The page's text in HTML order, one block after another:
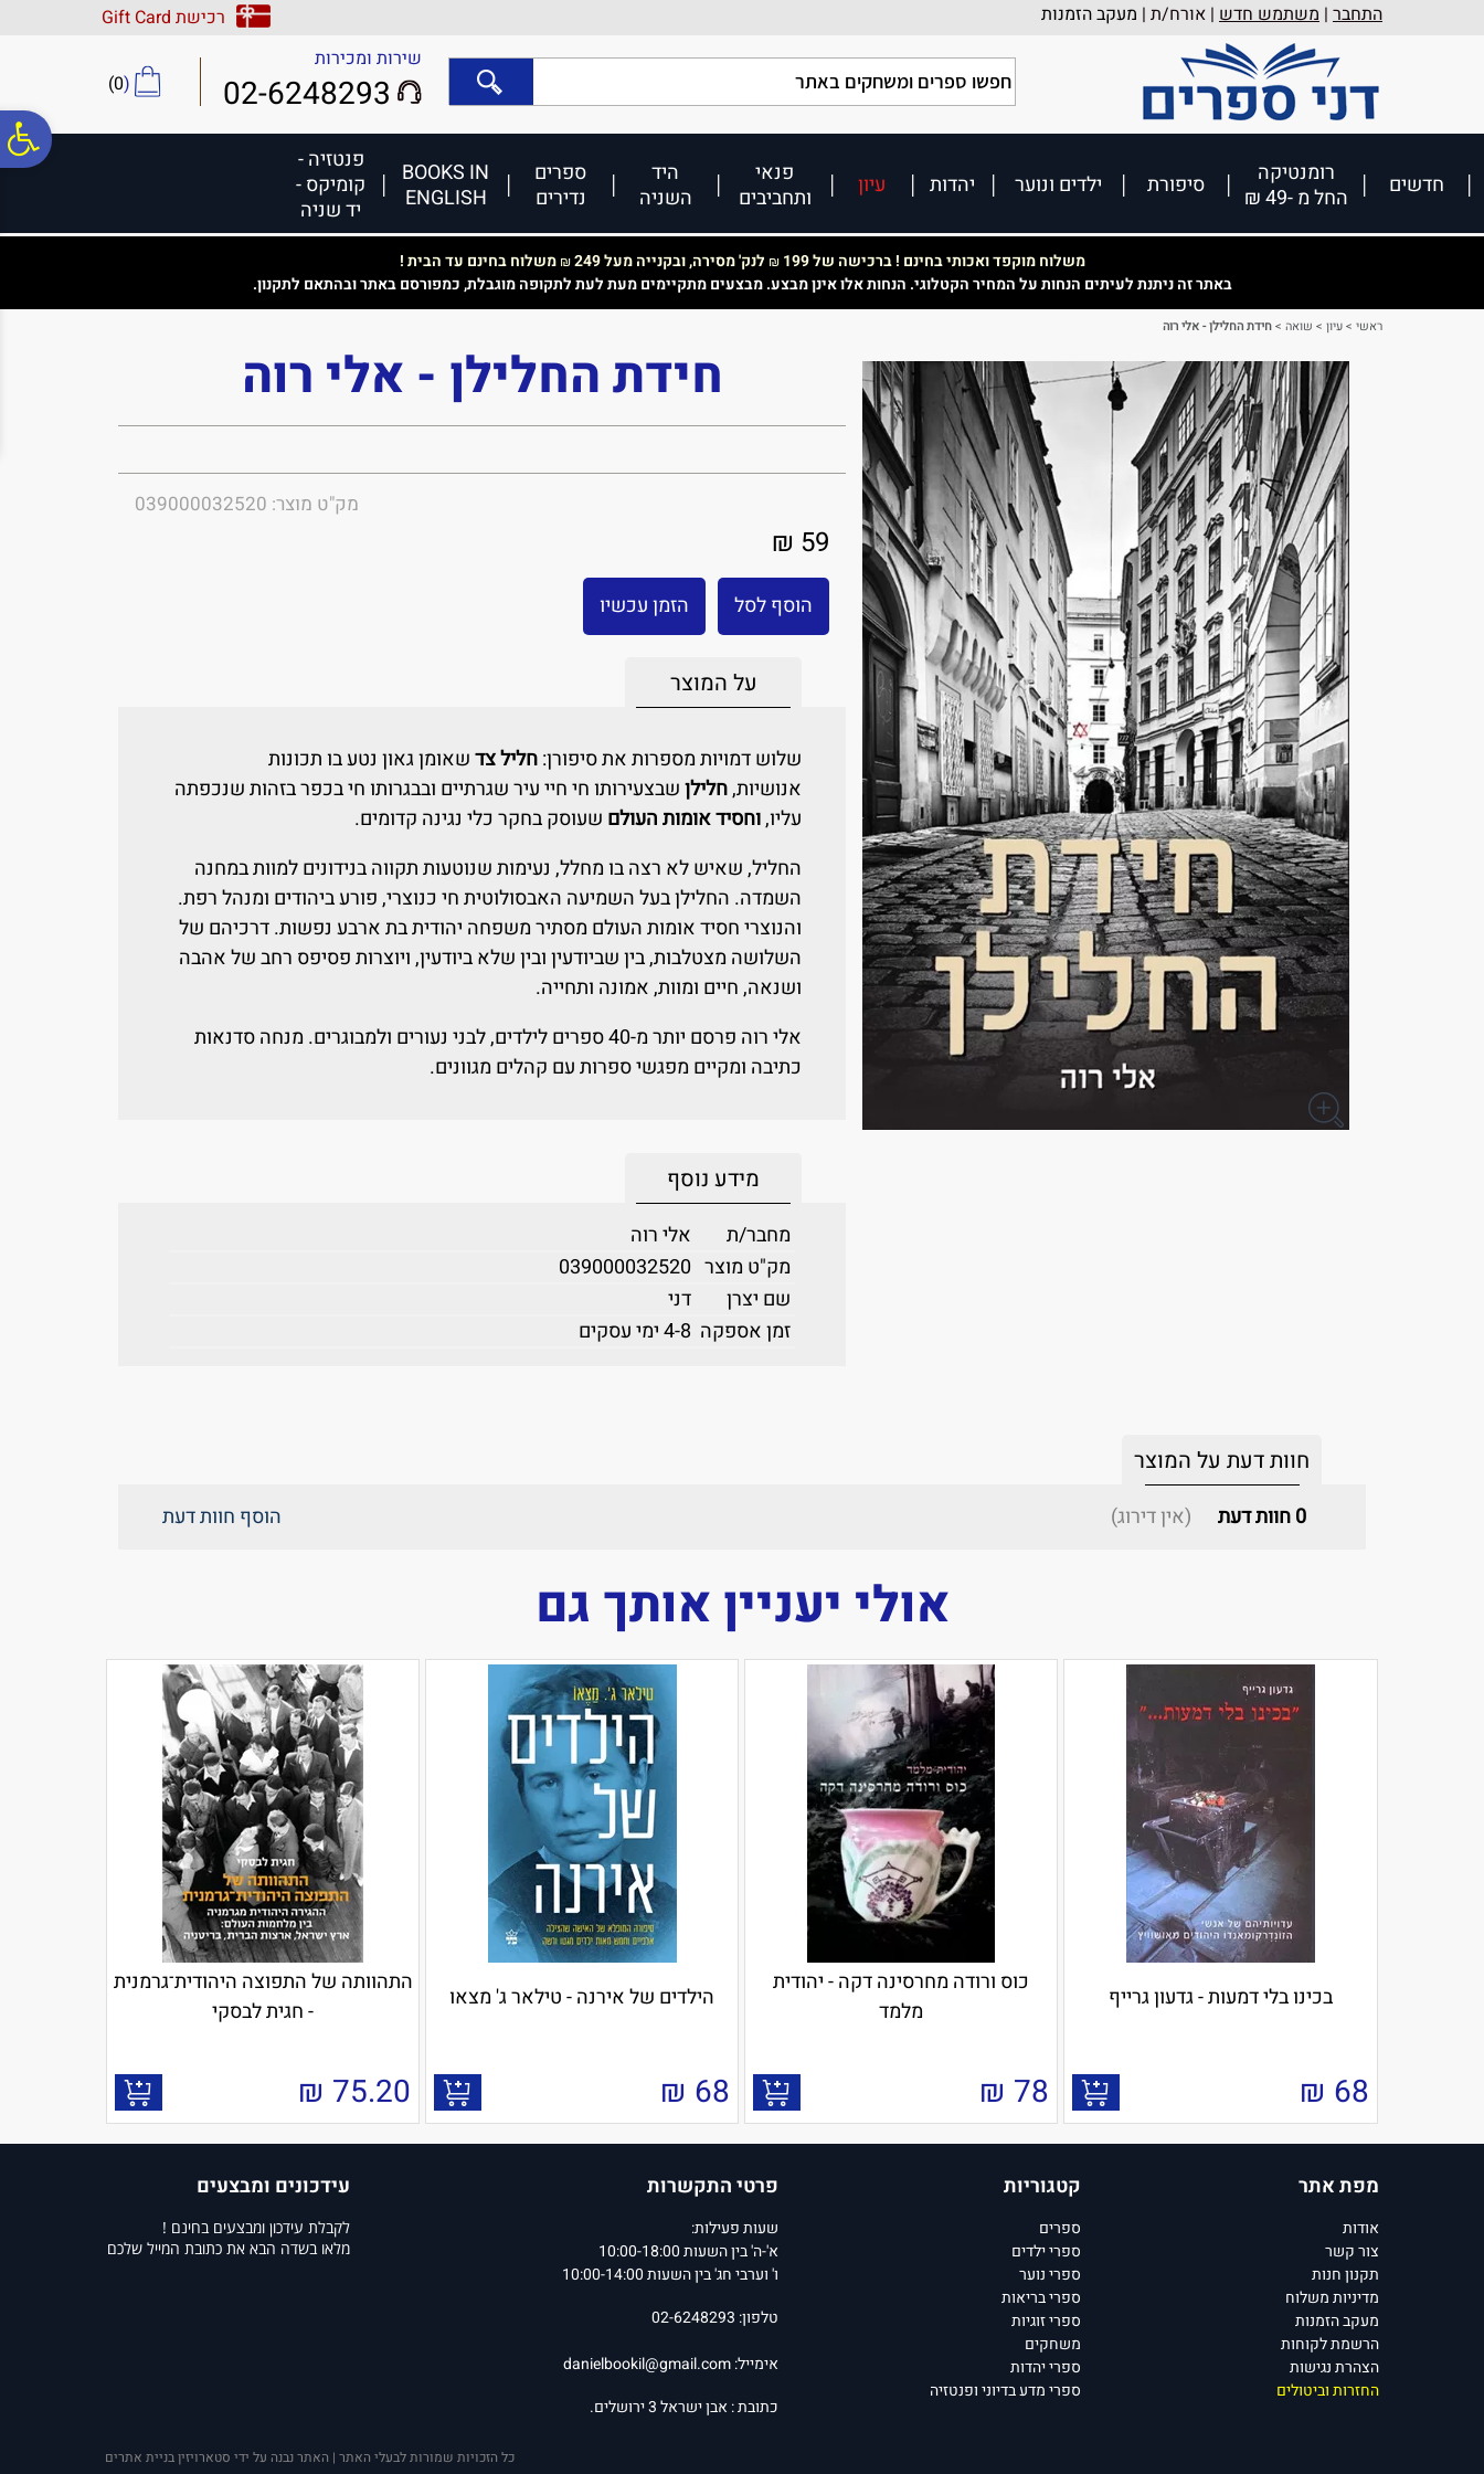
נגישות
אתר
המרכזי
התחבר | משתמש חדש | אורח/ת | מעקב הזמנות
רכישת Gift Card
שירות ומכירות
02-6248293
(
0
)
חדשים
רומנטיקה
החל מ -49 ₪
סיפורת ילדים ונוער יהדות עיון
פנאי
ותחביבים
היד
השניה
ספרים
נדירים
BOOKS IN
ENGLISH
פנטזיה -
קומיקס -
יד שניה
משלוח מוקפד ואכותי בחינם ! ברכישה של 199 ₪ לנק' מסירה, ובקנייה מעל 249 ₪משלוח בחינם עד הבית !
באתר זה ניתנת לעיתים הנחות על המחיר הקטלוגי. הנחות אלו אינן מבצע. מבצעים מתקיימים מעת לעת לתקופה מוגבלת, כמפורסם באתר ובהתאם לתקנון.
ראשי >עיון > שואה >חידת החלילן - אלי רוה
חידת החלילן - אלי רוה
מק"ט מוצר: 039000032520
59 ₪
הוסף לסל הזמן עכשיו
על המוצר
שלוש דמויות מספרות את סיפורן:חליל צדשאומן גאון נטע בו תכונות
אנושיות,חלילןשבצעירותו חי חיי עיר שגרתיים ובבגרותו חי בכפר בזהות שנכפתה
עליו,וחסיד אומות העולם שעוסק בחקר כלי נגינה קדומים.
החליל, שאיש לא רצה בו מחלל, נעימות שנוטעות תקווה בנידונים למוות במחנה
השמדה. החלילן בעל השמיעה האבסולוטית חי כנוצרי, פורע ביהודים ומנהל רפת.
והנוצרי חסיד אומות העולם מסתיר משפחה יהודית בת ארבע נפשות. דרכיהם של
השלושה מצטלבות, בין שביודעין ובין שלא ביודעין, ויוצרות פסיפס רחב של אהבה
ושנאה, חיים ומוות, אמונה ותחייה.
אלי רוה פרסם יותר מ-40 ספרים לילדים, לבני נעורים ולמבוגרים. מנחה סדנאות
כתיבה ומקיים מפגשי ספרות עם קהלים מגוונים.
מידע נוסף
מחבר/ת
אלי רוה
מק"ט מוצר 039000032520
שם יצרן
דני
זמן אספקה 4-8 ימי עסקים
חוות דעת על המוצר
0חוות דעת (אין דירוג) הוסף חוות דעת
אולי יעניין אותך גם
בכינו בלי דמעות - גדעון גרייף
68
₪
כוס ורודה מחרסינה דקה - יהודית
מלמד
78
₪
הילדים של אירנה - טילאר ג' מצאו
68
₪
התהוותה של התפוצה היהודית־גרמנית
- חגית לבסקי
75.20
₪
מפת אתר
אודות
צור קשר
תקנון חנות
מדיניות משלוח
מעקב הזמנות
הרשמת לקוחות
הצהרת נגישות
החזרות וביטולים
קטגוריות
ספרים
ספרי ילדים
ספרי נוער
ספרי בריאות
ספרי זוגיות
משחקים
ספרי יהדות
ספרי מדע בדיוני ופנטזיה
פרטי התקשרות
שעות פעילות:
א'-ה' בין השעות 10:00-18:00
ו' וערבי חג' בין השעות 10:00-14:00
טלפון: 02-6248293
אימייל:danielbookil@gmail.com
כתובת : אבן ישראל 3 ירושלים.
עידכונים ומבצעים
לקבלת עידכון ומבצעים בחינם !
מלאו בשדה הבא את כתובת המייל שלכם
כל הזכויות שמורות לבעלי האתר | האתר נבנה על ידי סטארויזין בניית אתרים